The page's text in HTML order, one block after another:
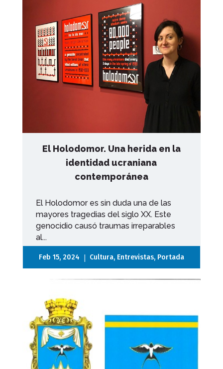
El Holodomor. Una herida en la
identidad ucraniana
contemporánea
El Holodomor es sin duda una de las
mayores tragedias del siglo XX. Este
genocidio causó traumas irreparables
al...
Feb 15, 2024 | Cultura, Entrevistas, Portada